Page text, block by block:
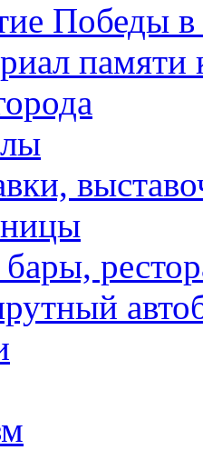
Победы
памяти